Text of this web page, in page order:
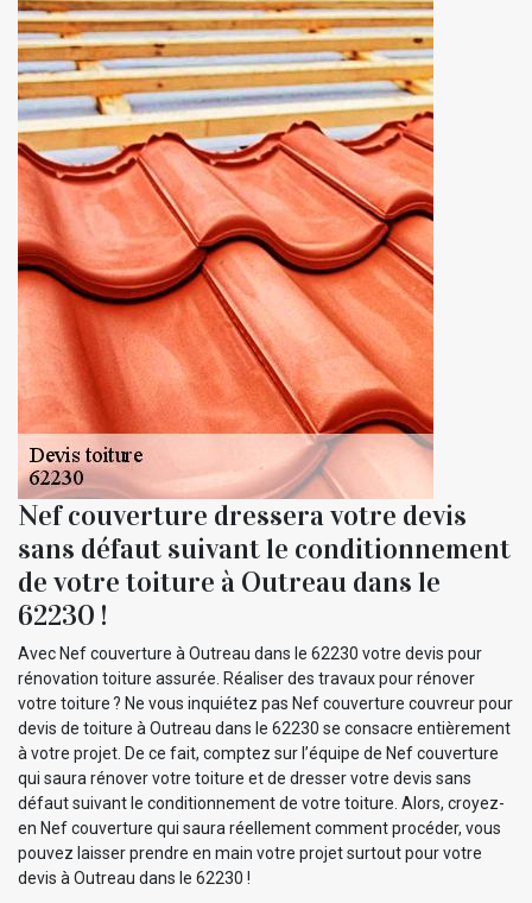
Nef couverture dressera votre devis
sans défaut suivant le conditionnement
de votre toiture à Outreau dans le
62230 !
Avec Nef couverture à Outreau dans le 62230 votre devis pour
rénovation toiture assurée. Réaliser des travaux pour rénover
votre toiture ? Ne vous inquiétez pas Nef couverture couvreur pour
devis de toiture à Outreau dans le 62230 se consacre entièrement
à votre projet. De ce fait, comptez sur l’équipe de Nef couverture
qui saura rénover votre toiture et de dresser votre devis sans
défaut suivant le conditionnement de votre toiture. Alors, croyez-
en Nef couverture qui saura réellement comment procéder, vous
pouvez laisser prendre en main votre projet surtout pour votre
devis à Outreau dans le 62230 !